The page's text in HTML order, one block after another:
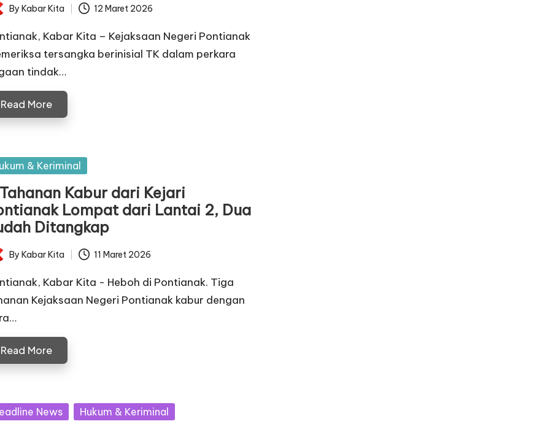
By Kabar Kita 12 Maret 2026
Kabar Kita – Kejaksaan Negeri Pontianak
tersangka berinisial TK dalam perkara
tindak…
Read More
& Keriminal
Kabur dari Kejari
Lompat dari Lantai 2, Dua
Ditangkap
By Kabar Kita 11 Maret 2026
Kabar Kita - Heboh di Pontianak. Tiga
Kejaksaan Negeri Pontianak kabur dengan
Read More
News Hukum & Keriminal